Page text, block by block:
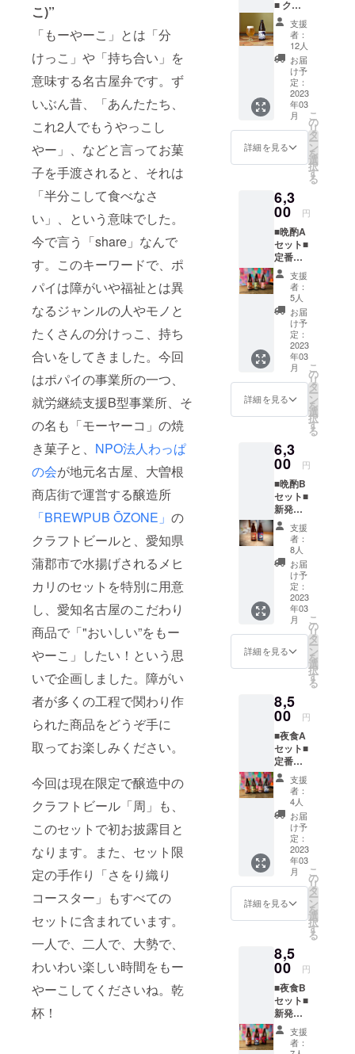
こ)”
「もーやーこ」とは「分
けっこ」や「持ち合い」を
意味する名古屋弁です。ず
いぶん昔、「あんたたち、
これ2人でもうやっこし
やー」、などと言ってお菓
子を手渡されると、それは
「半分こして食べなさ
い」、という意味でした。
今で言う「share」なんで
す。このキーワードで、ポ
パイは障がいや福祉とは異
なるジャンルの人やモノと
たくさんの分けっこ、持ち
合いをしてきました。今回
はポパイの事業所の一つ、
就労継続支援B型事業所、そ
の名も「モーヤーコ」の焼
き菓子と、 NPO法人わっぱ
の会が地元名古屋、大曽根
商店街で運営する醸造所
「BREWPUB ŌZONE」 の
クラフトビールと、愛知県
蒲郡市で水揚げされるメヒ
カリのセットを特別に用意
し、愛知名古屋のこだわり
商品で「"おいしい”をもー
やーこ」したい！という思
いで企画しました。障がい
者が多くの工程で関わり作
られた商品をどうぞ手に
取ってお楽しみください。
今回は現在限定で醸造中の
クラフトビール「周」も、
このセットで初お披露目と
なります。また、セット限
定の手作り「さをり織り
コースター」もすべての
セットに含まれています。
一人で、二人で、大勢で、
わいわい楽しい時間をもー
やーこしてくださいね。乾
杯！
街、「MO-
YA-CO
TOWN」へ
ようこそ！
----------
ポパイは障
害児を持つ
親の会とし
じめ、約10
年間バザー
や募金活動
により事業
資金を蓄積
して2005年
11月にNPO
立。 2006年
3月より知的
障害者デイ
サービス事
業を開始し
来、生活介
護事業、就
労継続支援B
型事業、相
談支援事
業、居宅介
護事業、短
期入所施
設、グルー
プホームを
運営し、障
害者の多角
的なサポー
トを行って
2013年7月に
は認定NPO
法人格を取
得し、業務
内容につい
て一層の適
法・適切化
を志向して
います。 障
害者の生活
そのものを
大切に、芸
出、存在と
価値の向上
のため、事
業所内に留
まることな
くいくつか
枚 ※20
歳未満
の者に
よる飲
酒は法
令で禁
止され
ていま
す。20
歳未満
の方は
このリ
せん。
■ クラ
フト
ビール3
種入り
・きし
めんだ
もん
で ・
オレの
ネコ ・
Trigger
・
ブール
ドネー
・さを
り織り
コース
ター×2
枚 ※20
歳未満
の者に
よる飲
酒は法
令で禁
止され
ていま
す。20
歳未満
の方は
このリ
ターン
支援
者：
12人
お届
け予
定：
2023
年03
月
詳細を見る
こ
の
リ
タ
ー
ン
を
選
択
す
る
6,3
00 円
■晩酌A
セット■
定番
ビール3
種入り
【セッ
ト内
容】 ・
KENZO
IPA
Future
Tree
・Pop
Eyes
・ブー
ネー
ジュ ・
めひか
りぼう
る ・メ
ヒカリ
油漬け
・さを
り織り
コース
ター×2
歳未満
の者に
よる飲
酒は法
令で禁
歳未満
の方は
このリ
ターン
を選択
できま
せん。
支援
者：
5人
お届
け予
定：
2023
年03
月
詳細を見る
こ
の
リ
タ
ー
ン
を
選
択
す
る
6,3
00 円
■晩酌B
セット■
新発売
クラフ
トビー
「周」
含む
ビール3
種入り
【セッ
ト内
容】 ・
アッ
チャモ
イ ・
・
周 ・
ブール
ドネー
ジュ ・
めひか
りぼう
る ・メ
ヒカリ
油漬け
・さを
り織り
コース
ター×2
歳未満
の者に
止され
ていま
す。20
歳未満
の方は
このリ
ターン
を選択
支援
者：
8人
お届
け予
定：
2023
年03
月
詳細を見る
こ
の
リ
タ
ー
ン
を
選
択
す
る
8,5
00 円
■夜食A
セット■
定番ク
ラフト
ビール3
種含む
ビール4
種入り
【セッ
ト内
容】 ・
KENZO
IPA
・
Future
Tree
Eyes
・きし
めんだ
もんで
・ペッ
パー
チーズ
・ブー
支援
者：
4人
お届
け予
定：
2023
年03
月
詳細を見る
こ
の
リ
タ
ー
ン
を
選
択
す
る
8,5
00 円
■夜食B
セット■
新発売
クラフ
トビー
支援
者：